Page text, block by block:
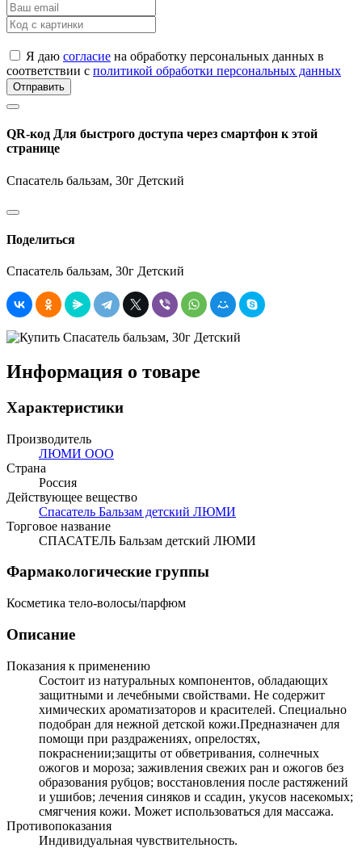
Я даю согласие на обработку персональных данных в
соответствии с политикой обработки персональных данных
Отправить
QR-код Для быстрого доступа через смартфон к этой
странице
Спасатель бальзам, 30г Детский
Поделиться
Спасатель бальзам, 30г Детский
Информация о товаре
Характеристики
Производитель
ЛЮМИ ООО
Страна
Россия
Действующее вещество
Спасатель Бальзам детский ЛЮМИ
Торговое название
СПАСАТЕЛЬ Бальзам детский ЛЮМИ
Фармакологические группы
Косметика тело-волосы/парфюм
Описание
Показания к применению
Состоит из натуральных компонентов, обладающих
защитными и лечебными свойствами. Не содержит
химических ароматизаторов и красителей. Специально
подобран для нежной детской кожи.Предназначен для
помощи при раздражениях, опрелостях,
покраснении;защиты от обветривания, солнечных
ожогов и мороза; заживления свежих ран и ожогов без
образования рубцов; восстановления после растяжений
и ушибов; лечения синяков и ссадин, укусов насекомых;
смягчения кожи. Может использоваться для массажа.
Противопоказания
Индивидуальная чувствительность.